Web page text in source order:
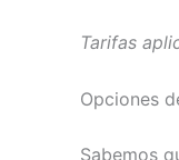
Tarifas
Opciones
Sabemos